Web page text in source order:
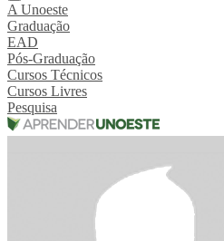
A Unoeste
Graduação
EAD
Pós-Graduação
Cursos Técnicos
Cursos Livres
Pesquisa